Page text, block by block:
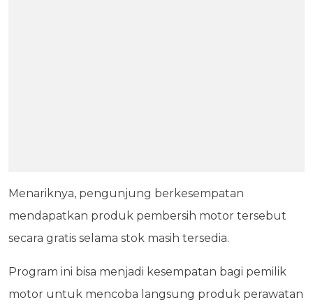
Menariknya, pengunjung berkesempatan
mendapatkan produk pembersih motor tersebut
secara gratis selama stok masih tersedia.
Program ini bisa menjadi kesempatan bagi pemilik
motor untuk mencoba langsung produk perawatan